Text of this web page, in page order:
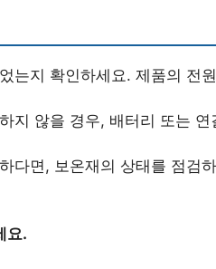
는지 확인하세요. 제품의 전
지 않을 경우, 배터리 또는 연
다면, 보온재의 상태를 점검
요.